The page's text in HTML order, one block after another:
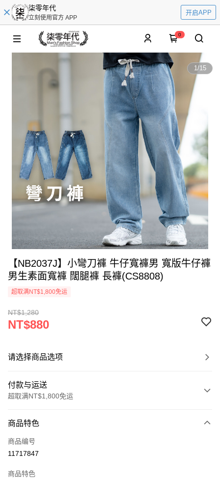
柒零年代
立刻使用官方 APP
开启APP
0
1/15
【NB2037J】小彎刀褲 牛仔寬褲男 寬版牛仔褲
男生素面寬褲 闊腿褲 長褲(CS8808)
超取满NT$1,800免运
NT$1,280
NT$880
请选择商品选项
付款与运送
超取满NT$1,800免运
信用卡一次付款
超商取货付款
商品特色
商品编号
11717847
商品特色